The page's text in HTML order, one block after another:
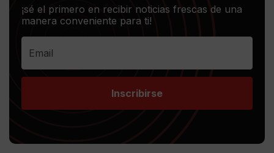
¡sé el primero en recibir noticias frescas de una
manera conveniente para ti!
Inscribirse